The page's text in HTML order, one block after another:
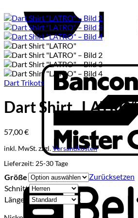
Dart Trikots
Dart Shirt „LATRO“
57,00€
inkl. MwSt.zzgl.Versandkosten
Lieferzeit: 25-30 Tage
Größe
Zurücksetzen
Schnitt
Länge